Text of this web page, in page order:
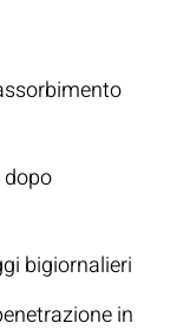
dopo
bigiornalieri
in